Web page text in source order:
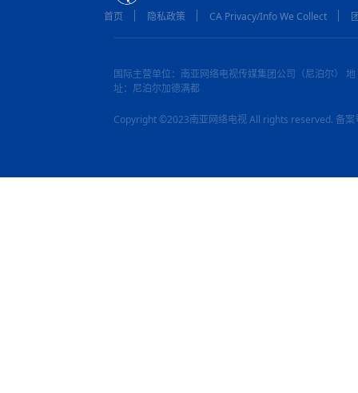
首页
隐私政策 CA Privacy/Info We Collect
国际主营单位：南亚网络电视传媒集团公司（尼泊尔） 地
址：尼泊尔加德满都
Copyright ©2023南亚网络电视 All rights reserved. 备